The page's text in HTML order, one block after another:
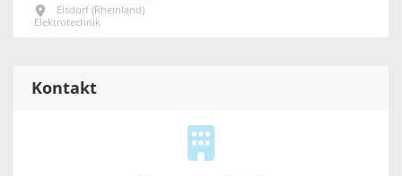
Elsdorf (Rheinland)
Elektrotechnik
Kontakt